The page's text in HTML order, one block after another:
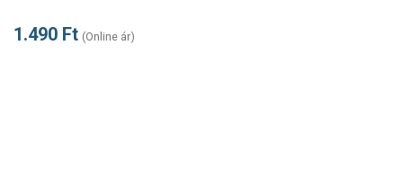
1.490 Ft (Online ár)